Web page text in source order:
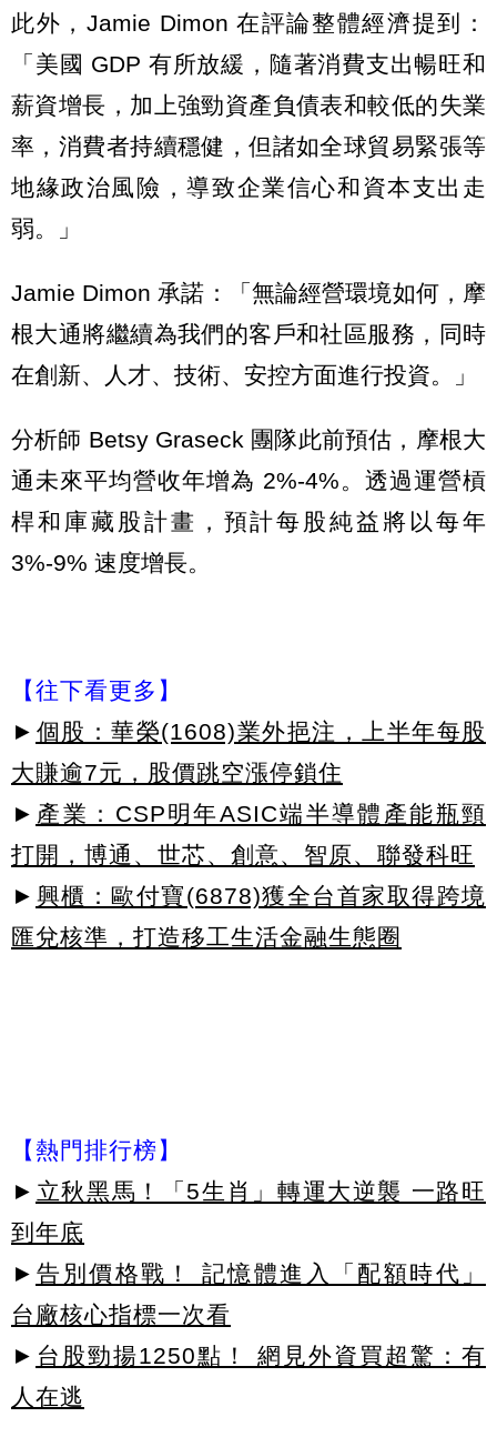
此外，Jamie Dimon 在評論整體經濟提到：
「美國 GDP 有所放緩，隨著消費支出暢旺和
薪資增長，加上強勁資產負債表和較低的失業
率，消費者持續穩健，但諸如全球貿易緊張等
地緣政治風險，導致企業信心和資本支出走
弱。」
Jamie Dimon 承諾：「無論經營環境如何，摩
根大通將繼續為我們的客戶和社區服務，同時
在創新、人才、技術、安控方面進行投資。」
分析師 Betsy Graseck 團隊此前預估，摩根大
通未來平均營收年增為 2%-4%。透過運營槓
桿和庫藏股計畫，預計每股純益將以每年
3%-9% 速度增長。
【往下看更多】
► 個股：華榮(1608)業外挹注，上半年每股
大賺逾7元，股價跳空漲停鎖住
► 產業：CSP明年ASIC端半導體產能瓶頸
打開，博通、世芯、創意、智原、聯發科旺
► 興櫃：歐付寶(6878)獲全台首家取得跨境
匯兌核準，打造移工生活金融生態圈
【熱門排行榜】
► 立秋黑馬！「5生肖」轉運大逆襲 一路旺
到年底
► 告別價格戰！ 記憶體進入「配額時代」
台廠核心指標一次看
► 台股勁揚1250點！ 網見外資買超驚：有
人在逃